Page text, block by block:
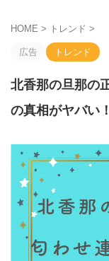
HOME > トレンド >
広告 トレンド
北香那の旦那の
の真相がヤバい！